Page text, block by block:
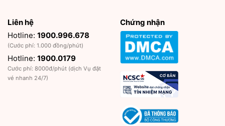
Liên hệ
Hotline: 1900.996.678
(Cước phí: 1.000 đồng/phút)
Hotline: 1900.0179
Cước phí: 8000đ/phút (dịch Vụ đặt
vé nhanh 24/7)
Chứng nhận